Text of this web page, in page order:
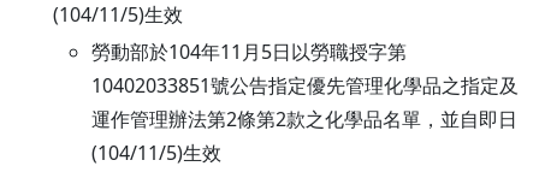
(104/11/5)生效
勞動部於104年11月5日以勞職授字第
10402033851號公告指定優先管理化學品之指定及
運作管理辦法第2條第2款之化學品名單，並自即日
(104/11/5)生效